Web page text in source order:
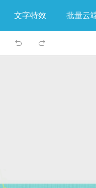
文字特效 批量云
 